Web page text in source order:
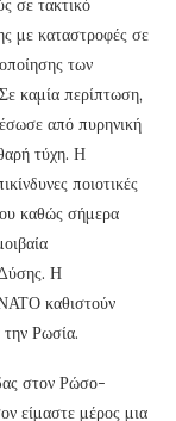
σε τακτικό
με καταστροφές σε
των
καμία περίπτωση,
από πυρηνική
τύχη. Η
ποιοτικές
καθώς σήμερα
Η
καθιστούν
την Ρωσία.
στον Ρώσο-
είμαστε μέρος μια